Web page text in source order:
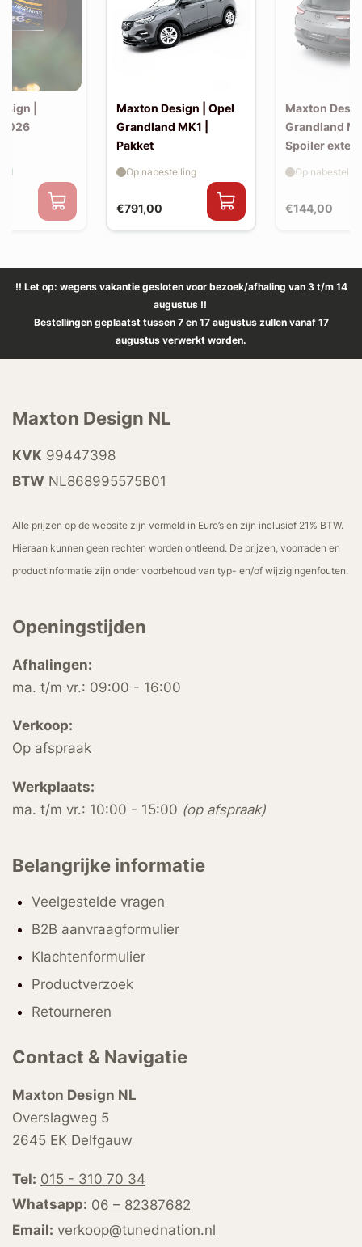
|
Maxton Design | Opel
Grandland MK1 |
Pakket
€791,00
Op nabestelling
Maxton
Grandland
Spoiler
€144,00
Op
!! Let op: wegens vakantie gesloten voor bezoek/afhaling van 3 t/m 14
augustus !!
Bestellingen geplaatst tussen 7 en 17 augustus zullen vanaf 17
augustus verwerkt worden.
Maxton Design NL
KVK 99447398
BTW NL868995575B01
Alle prijzen op de website zijn vermeld in Euro’s en zijn inclusief 21% BTW.
Hieraan kunnen geen rechten worden ontleend. De prijzen, voorraden en
productinformatie zijn onder voorbehoud van typ- en/of wijzigingenfouten.
Openingstijden
Afhalingen:
ma. t/m vr.: 09:00 - 16:00
Verkoop:
Op afspraak
Werkplaats:
ma. t/m vr.: 10:00 - 15:00 (op afspraak)
Belangrijke informatie
Veelgestelde vragen
B2B aanvraagformulier
Klachtenformulier
Productverzoek
Retourneren
Contact & Navigatie
Maxton Design NL
Overslagweg 5
2645 EK Delfgauw
Tel: 015 - 310 70 34
Whatsapp: 06 – 82387682
Email: verkoop@tunednation.nl